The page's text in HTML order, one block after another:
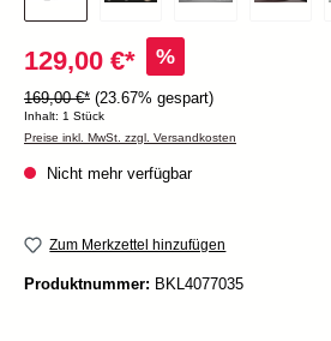
129,00 €* %
169,00 €* (23.67% gespart)
Inhalt: 1 Stück
Preise inkl. MwSt. zzgl. Versandkosten
Nicht mehr verfügbar
Zum Merkzettel hinzufügen
Produktnummer: BKL4077035